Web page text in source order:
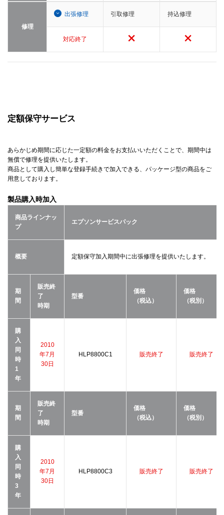
修理
出張修理 引取修理 持込修理
対応終了
定額保守サービス
あらかじめ期間に応じた一定額の料金をお支払いいただくことで、期間中は
無償で修理を提供いたします。
商品として購入し簡単な登録手続きで加入できる、パッケージ型の商品をご
用意しております。
製品購入時加入
商品ラインナッ
プ
エプソンサービスパック
概要 定額保守加入期間中に出張修理を提供いたします。
期
間
販売終
了
時期
型番
価格
（税込）
価格
（税別）
購
入
同
時
1
年
2010
年7月
30日
HLP8800C1 販売終了 販売終了
期
間
販売終
了
時期
型番
価格
（税込）
価格
（税別）
購
入
同
時
3
年
2010
年7月
30日
HLP8800C3 販売終了 販売終了